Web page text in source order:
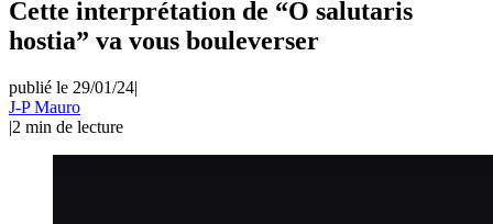
Cette interprétation de “O salutaris
hostia” va vous bouleverser
publié le 29/01/24|
J-P Mauro
|2 min de lecture